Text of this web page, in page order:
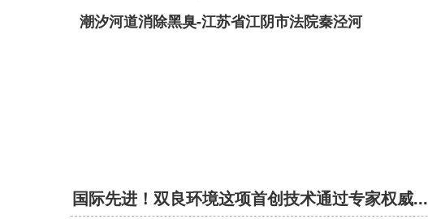
潮汐河道消除黑臭-江苏省江阴市法院秦泾河
国际先进！双良环境这项首创技术通过专家权威...